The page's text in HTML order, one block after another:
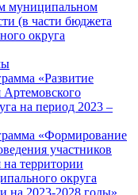
муниципальном
(в части бюджета
округа
«Развитие
Артемовского
на период 2023 –
«Формирование
участников
территории
округа